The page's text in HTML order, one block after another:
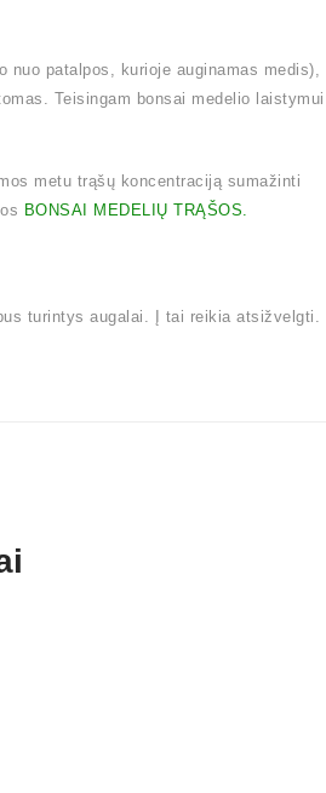
patalpos, kurioje auginamas medis),
Teisingam bonsai medelio laistymui
metu trąšų koncentraciją sumažinti
BONSAI MEDELIŲ TRĄŠOS.
turintys augalai. Į tai reikia atsižvelgti.